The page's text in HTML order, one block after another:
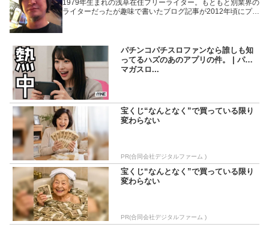
1979年生まれの浅草在住フリーライター。もともと別業界の
ライターだったが趣味で書いたブログ記事が2012年頃にプチ
トーにしているため記事の内容もそっち方面が多め。
パチンコパチスロファンなら誰しも知
ってるハズのあのアプリの件。 | パチ
マガスロ...
宝くじ“なんとなく”で買っている限り
変わらない
PR(合同会社デジタルファーム )
宝くじ“なんとなく”で買っている限り
変わらない
PR(合同会社デジタルファーム )